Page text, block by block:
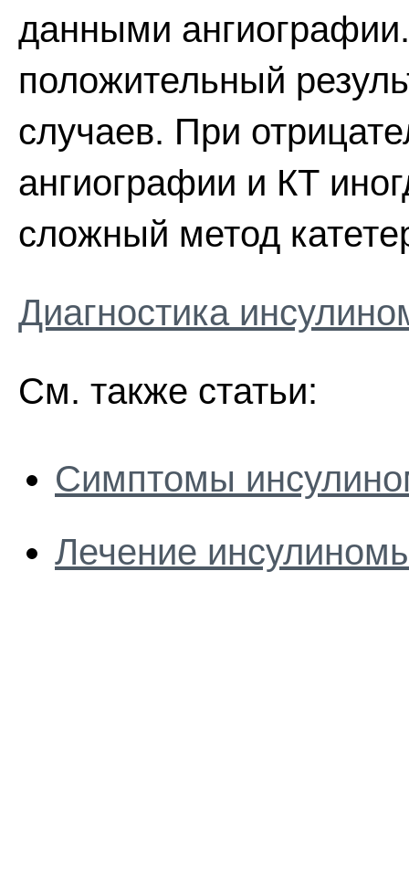
данными
положительный
случаев. При
ангиографии и КТ
сложный метод
Диагностика
См. также статьи:
Симптомы
Лечение